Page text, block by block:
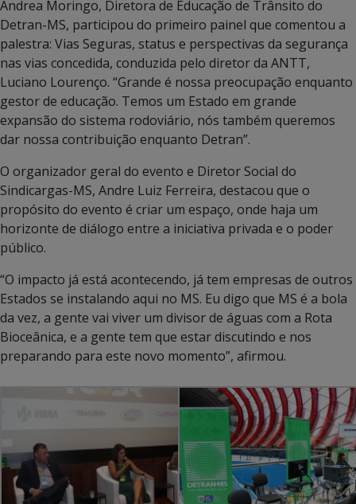
Andrea Moringo, Diretora de Educação de Trânsito do
Detran-MS, participou do primeiro painel que comentou a
palestra: Vias Seguras, status e perspectivas da segurança
nas vias concedida, conduzida pelo diretor da ANTT,
Luciano Lourenço. “Grande é nossa preocupação enquanto
gestor de educação. Temos um Estado em grande
expansão do sistema rodoviário, nós também queremos
dar nossa contribuição enquanto Detran”.
O organizador geral do evento e Diretor Social do
Sindicargas-MS, Andre Luiz Ferreira, destacou que o
propósito do evento é criar um espaço, onde haja um
horizonte de diálogo entre a iniciativa privada e o poder
público.
“O impacto já está acontecendo, já tem empresas de outros
Estados se instalando aqui no MS. Eu digo que MS é a bola
da vez, a gente vai viver um divisor de águas com a Rota
Bioceânica, e a gente tem que estar discutindo e nos
preparando para este novo momento”, afirmou.